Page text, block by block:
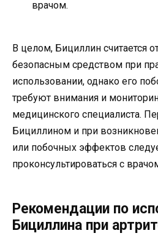
врачом.
В целом, Бициллин считается
безопасным средством при
использовании, однако его
требуют внимания и
медицинского специалиста.
Бициллином и при
или побочных эффектов
проконсультироваться с
Рекомендации по
Бициллина при